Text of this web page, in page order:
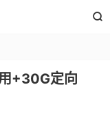

+30G定向